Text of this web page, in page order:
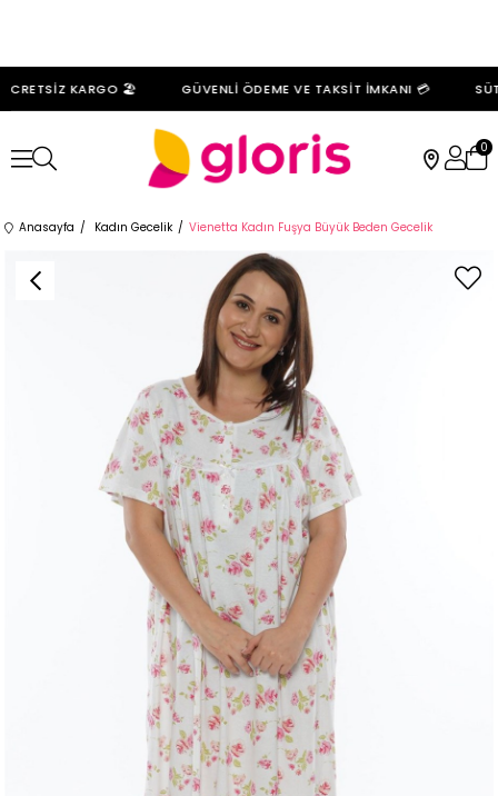
KARGO 🏖️ GÜVENLİ ÖDEME VE TAKSİT İMKANI 💳
0
Anasayfa Kadın Gecelik Vienetta Kadın Fuşya Büyük Beden Gecelik